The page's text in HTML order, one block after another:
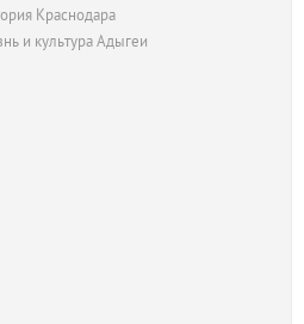
Краснодара
и культура Адыгеи